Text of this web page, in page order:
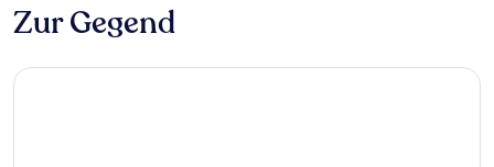
Zur Gegend